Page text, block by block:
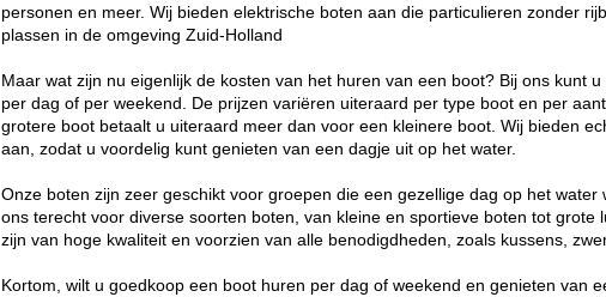
personen en meer. Wij bieden elektrische boten aan die particulieren zonder
plassen in de omgeving Zuid-Holland
Maar wat zijn nu eigenlijk de kosten van het huren van een boot? Bij ons kunt
per dag of per weekend. De prijzen variëren uiteraard per type boot en per
grotere boot betaalt u uiteraard meer dan voor een kleinere boot. Wij bieden
aan, zodat u voordelig kunt genieten van een dagje uit op het water.
Onze boten zijn zeer geschikt voor groepen die een gezellige dag op het water
ons terecht voor diverse soorten boten, van kleine en sportieve boten tot grote
zijn van hoge kwaliteit en voorzien van alle benodigdheden, zoals kussens,
Kortom, wilt u goedkoop een boot huren per dag of weekend en genieten van